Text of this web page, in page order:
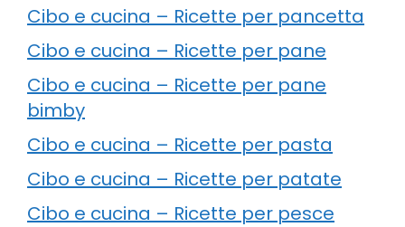
Cibo e cucina – Ricette per pancetta
Cibo e cucina – Ricette per pane
Cibo e cucina – Ricette per pane
bimby
Cibo e cucina – Ricette per pasta
Cibo e cucina – Ricette per patate
Cibo e cucina – Ricette per pesce